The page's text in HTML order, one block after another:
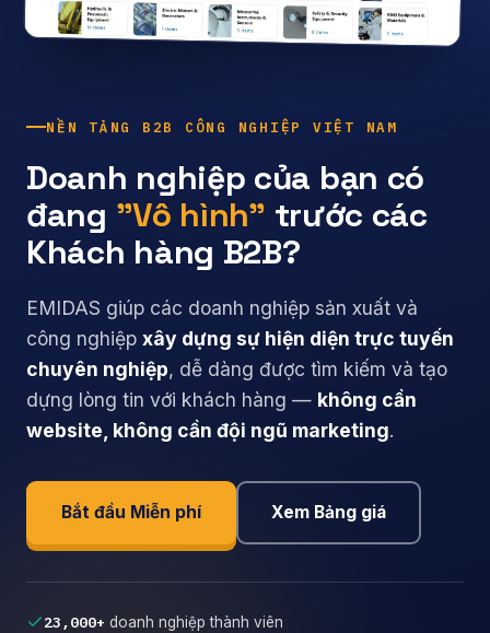
NỀN TẢNG B2B CÔNG NGHIỆP VIỆT NAM
Doanh nghiệp của bạn có
đang "Vô hình" trước các
Khách hàng B2B?
EMIDAS giúp các doanh nghiệp sản xuất và
công nghiệp xây dựng sự hiện diện trực tuyến
chuyên nghiệp, dễ dàng được tìm kiếm và tạo
dựng lòng tin với khách hàng — không cần
website, không cần đội ngũ marketing.
Bắt đầu Miễn phí Xem Bảng giá
23,000+ doanh nghiệp thành viên